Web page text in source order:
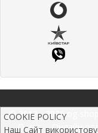
© 2012 - 2026 og-
О нас
Онлайн
COOKIE POLICY
Наш Сайт